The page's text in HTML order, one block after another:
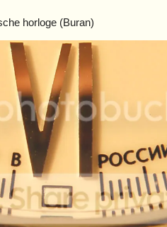
horloge (Buran)